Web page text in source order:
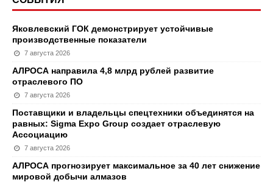
Яковлевский ГОК демонстрирует устойчивые
производственные показатели
7 августа 2026
АЛРОСА направила 4,8 млрд рублей развитие
отраслевого ПО
7 августа 2026
Поставщики и владельцы спецтехники объединятся на
равных: Sigma Expo Group создает отраслевую
Ассоциацию
7 августа 2026
АЛРОСА прогнозирует максимальное за 40 лет снижение
мировой добычи алмазов